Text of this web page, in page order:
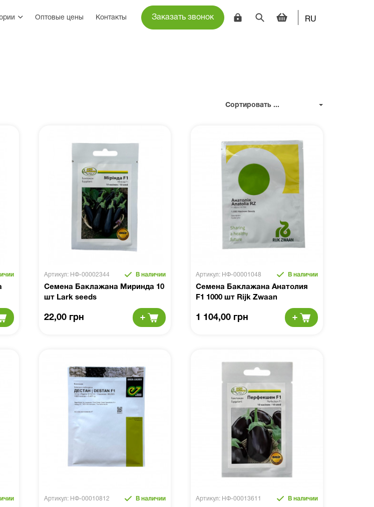
Оптовые цены Контакты Заказать звонок RU
Сортировать ...
Артикул: НФ-00002344 В наличии
Семена Баклажана Миринда 10
шт Lark seeds
22,00 грн
Артикул: НФ-00001048 В наличии
Семена Баклажана Анатолия
F1 1000 шт Rijk Zwaan
1 104,00 грн
Артикул: НФ-00010812 В наличии Артикул: НФ-00013611 В наличии